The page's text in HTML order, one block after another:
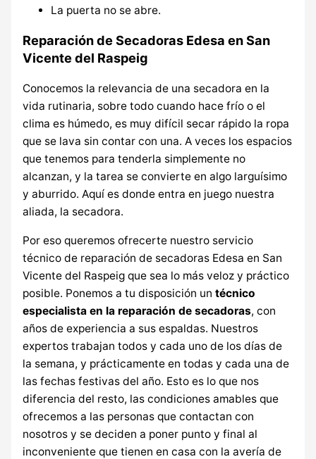
La puerta no se abre.
Reparación de Secadoras Edesa en San
Vicente del Raspeig
Conocemos la relevancia de una secadora en la
vida rutinaria, sobre todo cuando hace frío o el
clima es húmedo, es muy difícil secar rápido la ropa
que se lava sin contar con una. A veces los espacios
que tenemos para tenderla simplemente no
alcanzan, y la tarea se convierte en algo larguísimo
y aburrido. Aquí es donde entra en juego nuestra
aliada, la secadora.
Por eso queremos ofrecerte nuestro servicio
técnico de reparación de secadoras Edesa en San
Vicente del Raspeig que sea lo más veloz y práctico
posible. Ponemos a tu disposición un técnico
especialista en la reparación de secadoras, con
años de experiencia a sus espaldas. Nuestros
expertos trabajan todos y cada uno de los días de
la semana, y prácticamente en todas y cada una de
las fechas festivas del año. Esto es lo que nos
diferencia del resto, las condiciones amables que
ofrecemos a las personas que contactan con
nosotros y se deciden a poner punto y final al
inconveniente que tienen en casa con la avería de